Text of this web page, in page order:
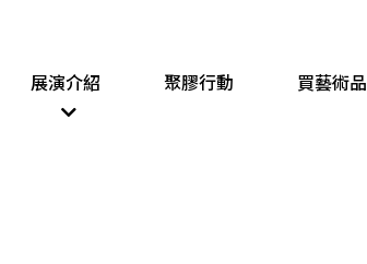
展演介紹 聚膠行動 買藝術品